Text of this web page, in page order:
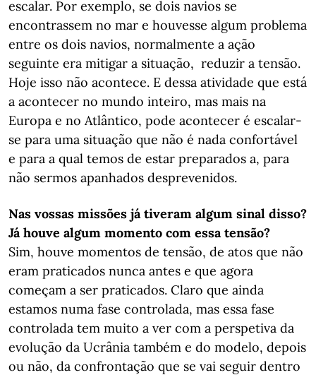
escalar. Por exemplo, se dois navios se
encontrassem no mar e houvesse algum problema
entre os dois navios, normalmente a ação
seguinte era mitigar a situação, reduzir a tensão.
Hoje isso não acontece. E dessa atividade que está
a acontecer no mundo inteiro, mas mais na
Europa e no Atlântico, pode acontecer é escalar-
se para uma situação que não é nada confortável
e para a qual temos de estar preparados a, para
não sermos apanhados desprevenidos.
Nas vossas missões já tiveram algum sinal disso?
Já houve algum momento com essa tensão?
Sim, houve momentos de tensão, de atos que não
eram praticados nunca antes e que agora
começam a ser praticados. Claro que ainda
estamos numa fase controlada, mas essa fase
controlada tem muito a ver com a perspetiva da
evolução da Ucrânia também e do modelo, depois
ou não, da confrontação que se vai seguir dentro